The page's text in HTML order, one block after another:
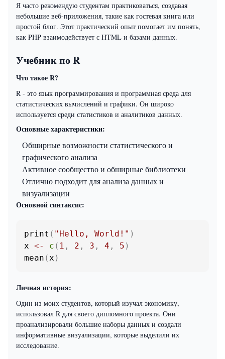
Я часто рекомендую студентам практиковаться, создавая
небольшие веб-приложения, такие как гостевая книга или
простой блог. Этот практический опыт помогает им понять,
как PHP взаимодействует с HTML и базами данных.
Учебник по R
Что такое R?
R - это язык программирования и программная среда для
статистических вычислений и графики. Он широко
используется среди статистиков и аналитиков данных.
Основные характеристики:
Обширные возможности статистического и
графического анализа
Активное сообщество и обширные библиотеки
Отлично подходит для анализа данных и
визуализации
Основной синтаксис:
print ( "Hello, World!" )
x <- c ( 1 , 2 , 3 , 4 , 5 )
mean ( x )
Личная история:
Один из моих студентов, который изучал экономику,
использовал R для своего дипломного проекта. Они
проанализировали большие наборы данных и создали
информативные визуализации, которые выделили их
исследование.